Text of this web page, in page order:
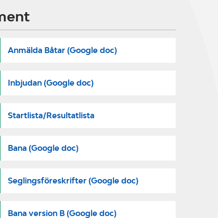
Anmälda Båtar (Google doc)
Inbjudan (Google doc)
Startlista/Resultatlista
Bana (Google doc)
Seglingsföreskrifter (Google doc)
Bana version B (Google doc)